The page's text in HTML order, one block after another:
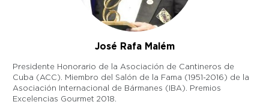
José Rafa Malém
Presidente Honorario de la Asociación de Cantineros de
Cuba (ACC). Miembro del Salón de la Fama (1951-2016) de la
Asociación Internacional de Bármanes (IBA). Premios
Excelencias Gourmet 2018.